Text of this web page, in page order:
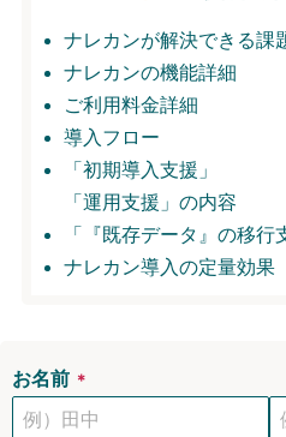
ナレカンが解決できる課
ナレカンの機能詳細
ご利用料金詳細
導入フロー
「初期導入支援」
「運用支援」の内容
「『既存データ』の移行
ナレカン導入の定量効果
お名前 ＊